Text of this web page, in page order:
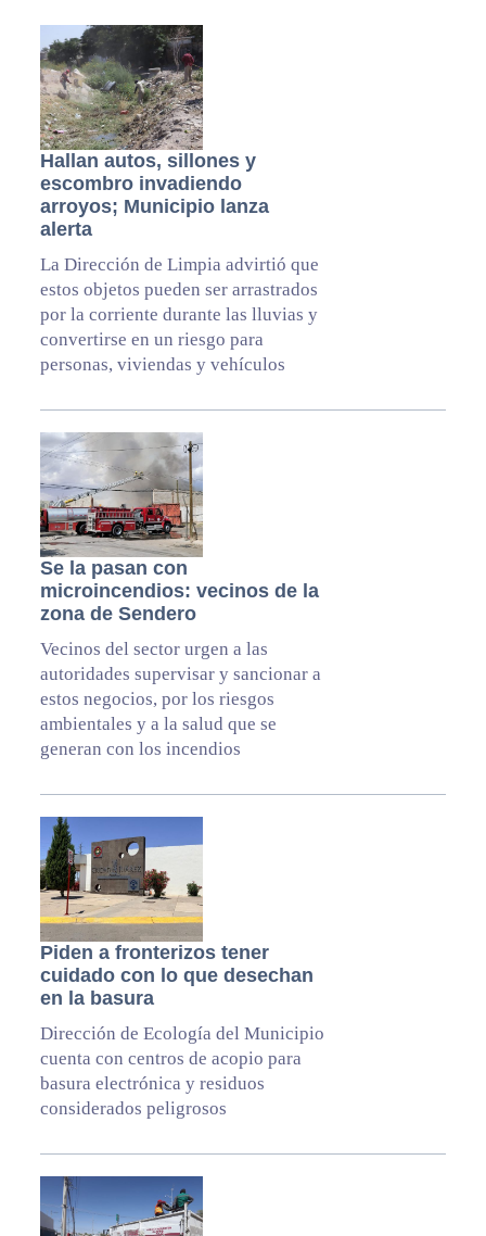
Hallan autos, sillones y
escombro invadiendo
arroyos; Municipio lanza
alerta
La Dirección de Limpia advirtió que
estos objetos pueden ser arrastrados
por la corriente durante las lluvias y
convertirse en un riesgo para
personas, viviendas y vehículos
Se la pasan con
microincendios: vecinos de la
zona de Sendero
Vecinos del sector urgen a las
autoridades supervisar y sancionar a
estos negocios, por los riesgos
ambientales y a la salud que se
generan con los incendios
Piden a fronterizos tener
cuidado con lo que desechan
en la basura
Dirección de Ecología del Municipio
cuenta con centros de acopio para
basura electrónica y residuos
considerados peligrosos